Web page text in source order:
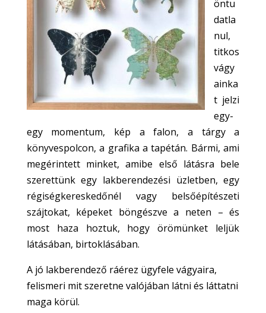
öntu
datla
nul,
titkos
vágy
ainka
t jelzi
egy-
egy momentum, kép a falon, a tárgy a
könyvespolcon, a grafika a tapétán. Bármi, ami
megérintett minket, amibe első látásra bele
szerettünk egy lakberendezési üzletben, egy
régiségkereskedőnél vagy belsőépítészeti
szájtokat, képeket böngészve a neten – és
most haza hoztuk, hogy örömünket leljük
látásában, birtoklásában.
A jó lakberendező ráérez ügyfele vágyaira,
felismeri mit szeretne valójában látni és láttatni
maga körül.